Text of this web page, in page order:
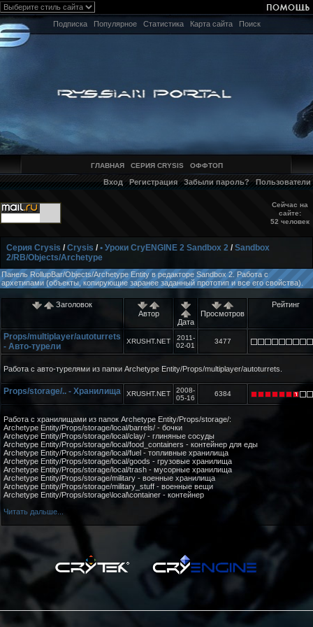
Подписка Популярное Статистика Карта сайта Поиск
ГЛАВНАЯ СЕРИЯ CRYSIS ОФФТОП
Вход Регистрация Забыли пароль? Пользователи
Сейчас на
сайте:
52 человек
Серия Crysis /Crysis /• Уроки CryENGINE 2 Sandbox 2 /Sandbox
2/RB/Objects/Archetype
Панель RollupBar/Objects/Archetype Entity в редакторе Sandbox 2. Работа с
архетипами (объекты, копирующие заранее заданный прототип и все его свойства).
Заголовок
Автор
Дата
Просмотров
Рейтинг
Props/multiplayer/autoturrets
- Авто-турели
XRUSHT.NET
2011-
02-01
3477
Работа с авто-турелями из папки Archetype Entity/Props/multiplayer/autoturrets.
Props/storage/.. - Хранилища XRUSHT.NET
2008-
05-16
6384
Работа с хранилищами из папок Archetype Entity/Props/storаge/:
Archetype Entity/Props/storage/local/barrels/ - бочки
Archetype Entity/Props/storage/local/clay/ - глиняные сосуды
Archetype Entity/Props/storage/local/food_containers - контейнер для еды
Archetype Entity/Props/storage/local/fuel - топливные хранилища
Archetype Entity/Props/storage/local/goods - грузовые хранилища
Archetype Entity/Props/storage/local/trash - мусорные хранилища
Archetype Entity/Props/storage/military - военные хранилища
Archetype Entity/Props/storage/military_stuff - военные вещи
Archetype Entity/Props/storage\local\container - контейнер
Читать дальше...